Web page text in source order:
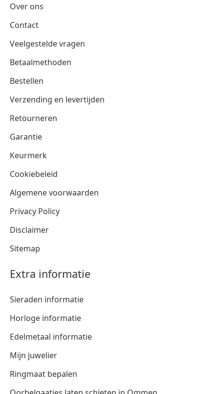
Over ons
Contact
Veelgestelde vragen
Betaalmethoden
Bestellen
Verzending en levertijden
Retourneren
Garantie
Keurmerk
Cookiebeleid
Algemene voorwaarden
Privacy Policy
Disclaimer
Sitemap
Extra informatie
Sieraden informatie
Horloge informatie
Edelmetaal informatie
Mijn juwelier
Ringmaat bepalen